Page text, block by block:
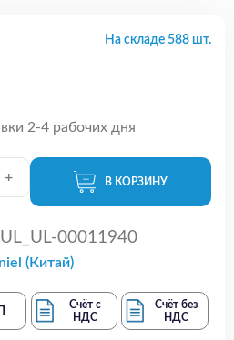
На складе 588 шт.
2-4 рабочих дня
+ В КОРЗИНУ
UL_UL-00011940
(Китай)
Счёт с
НДС
Счёт без
НДС